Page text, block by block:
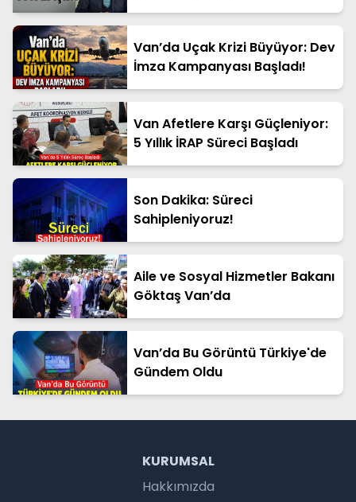
Van’da Uçak Krizi Büyüyor: Dev
İmza Kampanyası Başladı!
Van Afetlere Karşı Güçleniyor:
5 Yıllık İRAP Süreci Başladı
Son Dakika: Süreci
Sahipleniyoruz!
Aile ve Sosyal Hizmetler Bakanı
Göktaş Van’da
Van’da Bu Görüntü Türkiye'de
Gündem Oldu
KURUMSAL
Hakkımızda